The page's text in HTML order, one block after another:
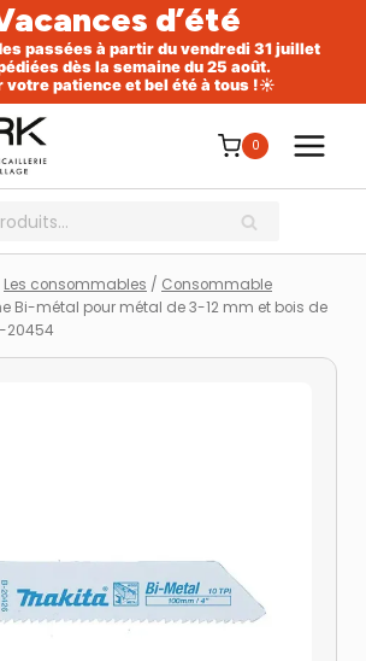
d’été
passées à partir du vendredi 31 juillet
dès la semaine du 25 août.
votre patience et bel été à tous !☀️
0
RECHERCHE
Les consommables / Consommable
Bi-métal pour métal de 3-12 mm et bois de
20454